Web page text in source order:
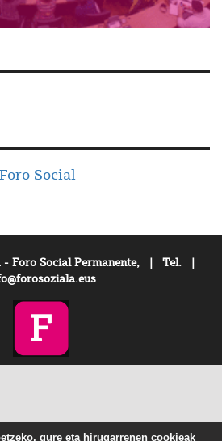
Social
- Foro Social Permanente, | Tel. |
gure eta hirugarrenen cookieak